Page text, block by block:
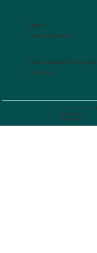
Email
helpnaturhealth@gmail.com
Linea diretta (solo
+39 3518112321
(C) 2024 -Partita IVA
Privacy Policy
Cookie Policy